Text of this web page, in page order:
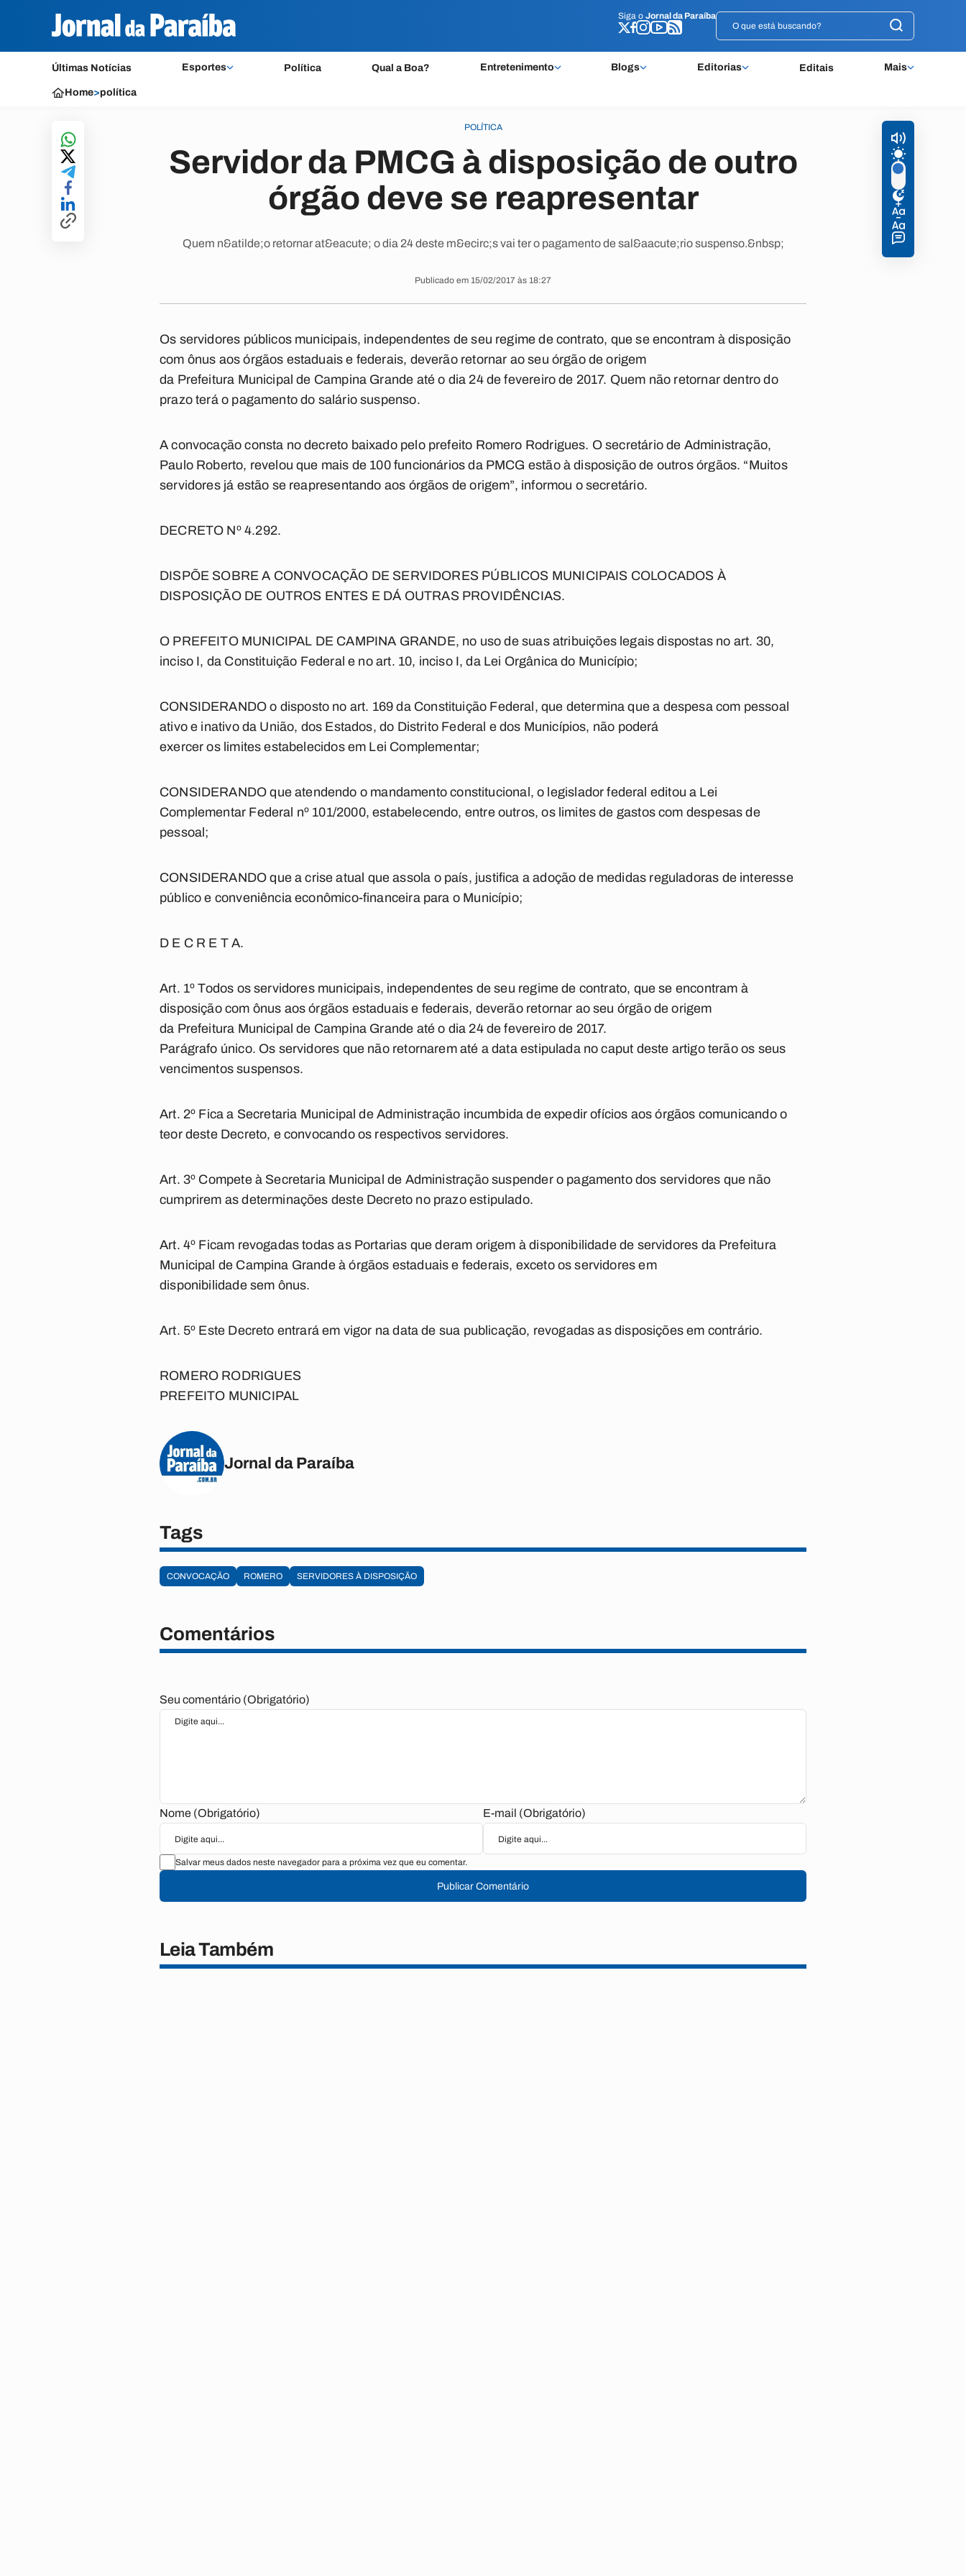
Siga o Jornal da Paraíba
Últimas Notícias Esportes Política Qual a Boa? Entretenimento Blogs Editorias Editais Mais
Siga o Jornal da Paraíba
Home>política
POLÍTICA
Servidor da PMCG à disposição de outro
órgão deve se reapresentar
Quem n&atilde;o retornar at&eacute; o dia 24 deste m&ecirc;s vai ter o pagamento de sal&aacute;rio suspenso.&nbsp;
Publicado em 15/02/2017 às 18:27
Os servidores públicos municipais, independentes de seu regime de contrato, que se encontram à disposição
com ônus aos órgãos estaduais e federais, deverão retornar ao seu órgão de origem
da Prefeitura Municipal de Campina Grande até o dia 24 de fevereiro de 2017. Quem não retornar dentro do
prazo terá o pagamento do salário suspenso.
A convocação consta no decreto baixado pelo prefeito Romero Rodrigues. O secretário de Administração,
Paulo Roberto, revelou que mais de 100 funcionários da PMCG estão à disposição de outros órgãos. “Muitos
servidores já estão se reapresentando aos órgãos de origem”, informou o secretário.
DECRETO Nº 4.292.
DISPÕE SOBRE A CONVOCAÇÃO DE SERVIDORES PÚBLICOS MUNICIPAIS COLOCADOS À
DISPOSIÇÃO DE OUTROS ENTES E DÁ OUTRAS PROVIDÊNCIAS.
O PREFEITO MUNICIPAL DE CAMPINA GRANDE, no uso de suas atribuições legais dispostas no art. 30,
inciso I, da Constituição Federal e no art. 10, inciso I, da Lei Orgânica do Município;
CONSIDERANDO o disposto no art. 169 da Constituição Federal, que determina que a despesa com pessoal
ativo e inativo da União, dos Estados, do Distrito Federal e dos Municípios, não poderá
exercer os limites estabelecidos em Lei Complementar;
CONSIDERANDO que atendendo o mandamento constitucional, o legislador federal editou a Lei
Complementar Federal nº 101/2000, estabelecendo, entre outros, os limites de gastos com despesas de
pessoal;
CONSIDERANDO que a crise atual que assola o país, justifica a adoção de medidas reguladoras de interesse
público e conveniência econômico-financeira para o Município;
D E C R E T A.
Art. 1º Todos os servidores municipais, independentes de seu regime de contrato, que se encontram à
disposição com ônus aos órgãos estaduais e federais, deverão retornar ao seu órgão de origem
da Prefeitura Municipal de Campina Grande até o dia 24 de fevereiro de 2017.
Parágrafo único. Os servidores que não retornarem até a data estipulada no caput deste artigo terão os seus
vencimentos suspensos.
Art. 2º Fica a Secretaria Municipal de Administração incumbida de expedir ofícios aos órgãos comunicando o
teor deste Decreto, e convocando os respectivos servidores.
Art. 3º Compete à Secretaria Municipal de Administração suspender o pagamento dos servidores que não
cumprirem as determinações deste Decreto no prazo estipulado.
Art. 4º Ficam revogadas todas as Portarias que deram origem à disponibilidade de servidores da Prefeitura
Municipal de Campina Grande à órgãos estaduais e federais, exceto os servidores em
disponibilidade sem ônus.
Art. 5º Este Decreto entrará em vigor na data de sua publicação, revogadas as disposições em contrário.
ROMERO RODRIGUES
PREFEITO MUNICIPAL
Jornal da Paraíba
Tags
CONVOCAÇÃO ROMERO SERVIDORES À DISPOSIÇÃO
Comentários
Seu comentário (Obrigatório)
Nome (Obrigatório) E-mail (Obrigatório)
Salvar meus dados neste navegador para a próxima vez que eu comentar.
Publicar Comentário
Leia Também